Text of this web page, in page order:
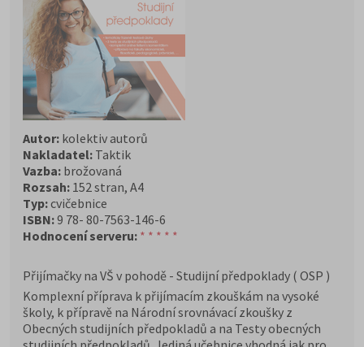
Autor: kolektiv autorů
Nakladatel: Taktik
Vazba: brožovaná
Rozsah: 152 stran, A4
Typ:cvičebnice
ISBN:9 78- 80-7563-146-6
Hodnocení serveru: * * * * *
Přijímačky na VŠ v pohodě - Studijní předpoklady ( OSP )
Komplexní příprava k přijímacím zkouškám na vysoké
školy, k přípravě na Národní srovnávací zkoušky z
Obecných studijních předpokladů a na Testy obecných